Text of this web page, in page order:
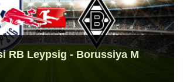
RB Leypsig - Borussiya M